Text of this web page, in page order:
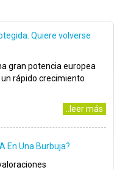
Quiere volverse
gran potencia europea
rápido crecimiento
..leer más
En Una Burbuja?